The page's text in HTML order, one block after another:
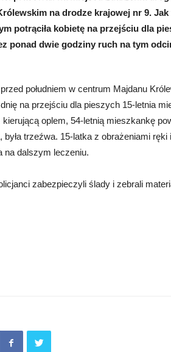
na drodze krajowej nr 9.
potrąciła kobietę na przejściu dla
ponad dwie godziny ruch na tym
południem w centrum Majdanu
na przejściu dla pieszych 15-letnia
kierującą oplem, 54-letnią mieszkankę
trzeźwa. 15-latka z obrażeniami ręki
na dalszym leczeniu.
zabezpieczyli ślady i zebrali